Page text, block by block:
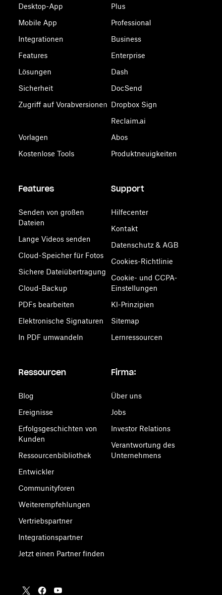
Desktop-App
Mobile App
Integrationen
Features
Lösungen
Sicherheit
Zugriff auf Vorabversionen
Vorlagen
Kostenlose Tools
Plus
Professional
Business
Enterprise
Dash
DocSend
Dropbox Sign
Reclaim.ai
Abos
Produktneuigkeiten
Features
Senden von großen
Dateien
Lange Videos senden
Cloud-Speicher für Fotos
Sichere Dateiübertragung
Cloud-Backup
PDFs bearbeiten
Elektronische Signaturen
In PDF umwandeln
Support
Hilfecenter
Kontakt
Datenschutz & AGB
Cookies-Richtlinie
Cookie- und CCPA-
Einstellungen
KI-Prinzipien
Sitemap
Lernressourcen
Ressourcen
Blog
Ereignisse
Erfolgsgeschichten von
Kunden
Ressourcenbibliothek
Entwickler
Communityforen
Weiterempfehlungen
Vertriebspartner
Integrationspartner
Jetzt einen Partner finden
Firma:
Über uns
Jobs
Investor Relations
Verantwortung des
Unternehmens